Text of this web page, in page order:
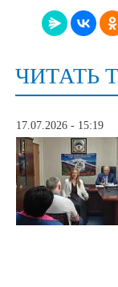
ЧИТАТЬ
17.07.2026 - 15:19